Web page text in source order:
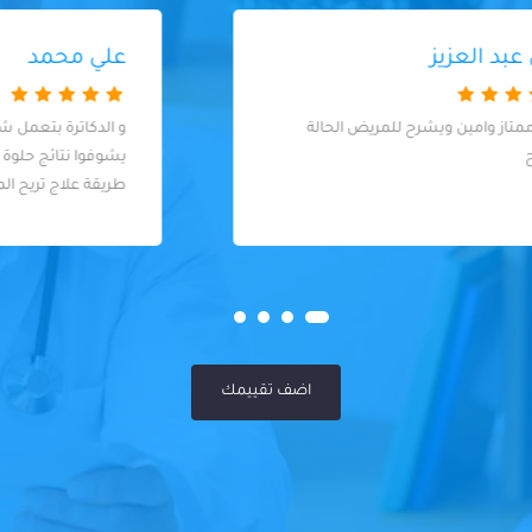
و الدكاترة بتعمل شغلها بضمير و بيحبوا
اضف تقييمك